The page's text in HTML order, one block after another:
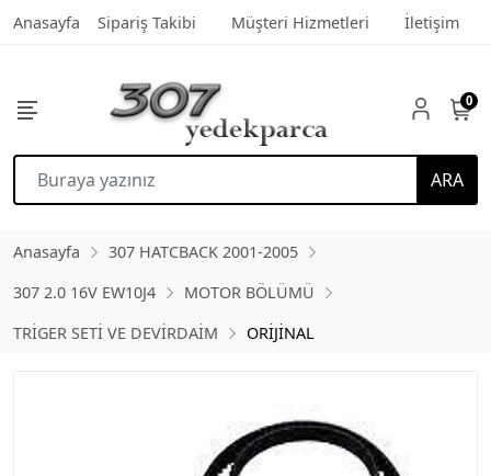
Anasayfa Sipariş Takibi Müşteri Hizmetleri İletişim
ARA
0
Anasayfa
307 HATCBACK 2001-2005
307 2.0 16V EW10J4
MOTOR BÖLÜMÜ
TRİGER SETİ VE DEVİRDAİM
ORİJİNAL